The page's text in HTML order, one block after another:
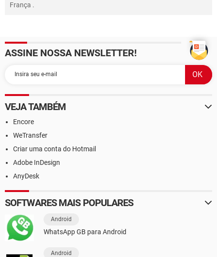
França .
ASSINE NOSSA NEWSLETTER!
VEJA TAMBÉM
Encore
WeTransfer
Criar uma conta do Hotmail
Adobe InDesign
AnyDesk
SOFTWARES MAIS POPULARES
Android
WhatsApp GB para Android
Android